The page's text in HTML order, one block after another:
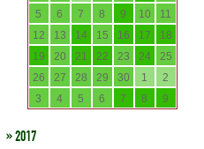
5
6 7 8 9 10
11
12
13 14 15 16 17
18
19
20 21 22 23 24
25
26
27 28 29 30 1
2
3
4 5 6 7 8 9
» 2017